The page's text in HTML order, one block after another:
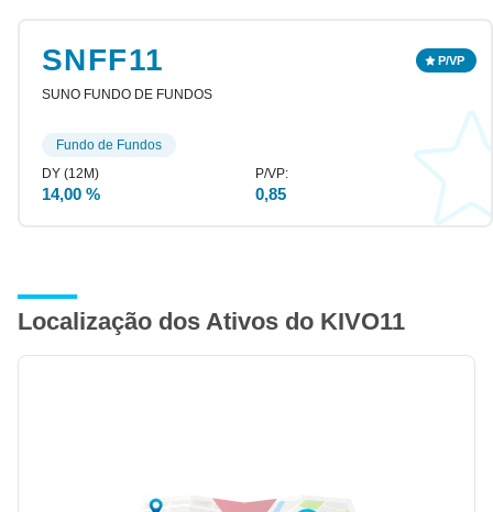
SNFF11
SUNO FUNDO DE FUNDOS
14,00 % 0,85
Fundo de Fundos
Localização dos Ativos do KIVO11